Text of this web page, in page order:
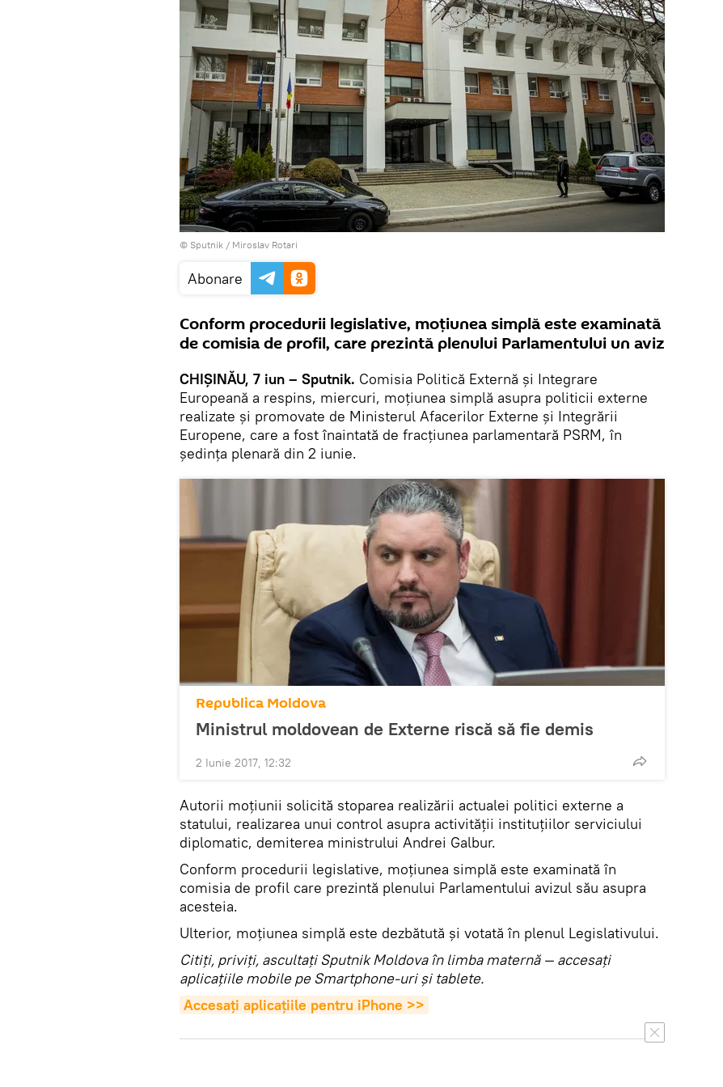
© Sputnik / Miroslav Rotari
Abonare
Conform procedurii legislative, moțiunea simplă este examinată
de comisia de profil, care prezintă plenului Parlamentului un aviz
CHIȘINĂU, 7 iun – Sputnik. Comisia Politică Externă și Integrare
Europeană a respins, miercuri, moțiunea simplă asupra politicii externe
realizate și promovate de Ministerul Afacerilor Externe și Integrării
Europene, care a fost înaintată de fracțiunea parlamentară PSRM, în
ședința plenară din 2 iunie.
Republica Moldova
Ministrul moldovean de Externe riscă să fie demis
2 Iunie 2017, 12:32
Autorii moțiunii solicită stoparea realizării actualei politici externe a
statului, realizarea unui control asupra activității instituțiilor serviciului
diplomatic, demiterea ministrului Andrei Galbur.
Conform procedurii legislative, moțiunea simplă este examinată în
comisia de profil care prezintă plenului Parlamentului avizul său asupra
acesteia.
Ulterior, moțiunea simplă este dezbătută și votată în plenul Legislativului.
Citiţi, priviţi, ascultaţi Sputnik Moldova în limba maternă — accesaţi
aplicaţiile mobile pe Smartphone-uri şi tablete.
Accesaţi aplicaţiile pentru iPhone >>